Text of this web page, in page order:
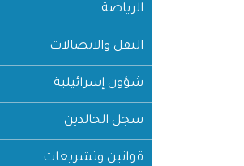
الرياضة
النقل والاتصالات
شؤون إسرائيلية
سجل الخالدين
قوانين وتشريعات